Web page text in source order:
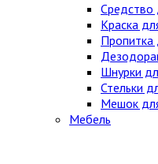
Средство
Краска
Пропитка
Шнурки
Стельки
Мешок
Мебель